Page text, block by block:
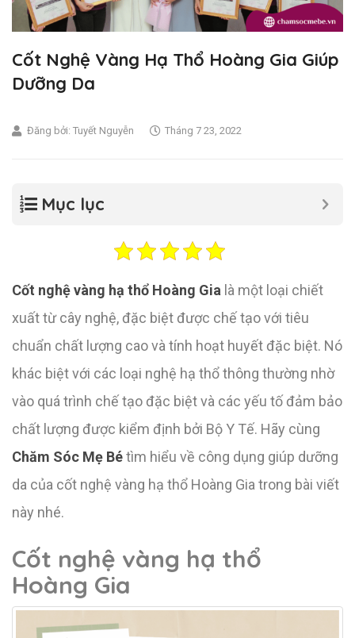
Cốt Nghệ Vàng Hạ Thổ Hoàng Gia Giúp
Dưỡng Da
Đăng bởi: Tuyết Nguyễn Tháng 7 23, 2022
Mục lục
Cốt nghệ vàng hạ thổ Hoàng Gia là một loại chiết
xuất từ cây nghệ, đặc biệt được chế tạo với tiêu
chuẩn chất lượng cao và tính hoạt huyết đặc biệt. Nó
khác biệt với các loại nghệ hạ thổ thông thường nhờ
vào quá trình chế tạo đặc biệt và các yếu tố đảm bảo
chất lượng được kiểm định bởi Bộ Y Tế. Hãy cùng
Chăm Sóc Mẹ Bétìm hiểu về công dụng giúp dưỡng
da của cốt nghệ vàng hạ thổ Hoàng Gia trong bài viết
này nhé.
Cốt nghệ vàng hạ thổ
Hoàng Gia